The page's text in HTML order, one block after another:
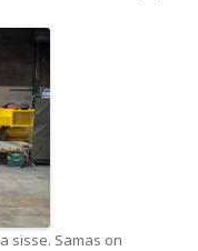
sisse. Samas on